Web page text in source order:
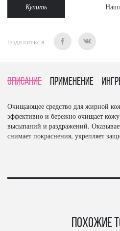
Купить
ПОДЕЛИТЬСЯ
Описание Применение
Очищающее средство для жирной
эффективно и бережно очищает
высыпаний и раздражений.
снимает покраснения, укрепляет
Похожие